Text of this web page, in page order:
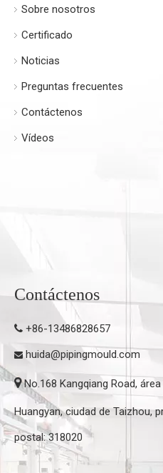
Sobre nosotros
Certificado
Noticias
Preguntas frecuentes
Contáctenos
Vídeos
Contáctenos
 +86-13486828657
 huida@pipingmould.com
No.168 Kangqiang Road,
Huangyan, ciudad de Taizhou,
postal: 318020